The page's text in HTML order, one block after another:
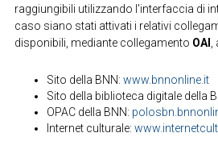
raggiungibili utilizzando l'interfaccia di
caso siano stati attivati i relativi
disponibili, mediante collegamento OAI ,
Sito della BNN: www.bnnonline.it
Sito della biblioteca digitale della
OPAC della BNN:
Internet culturale: